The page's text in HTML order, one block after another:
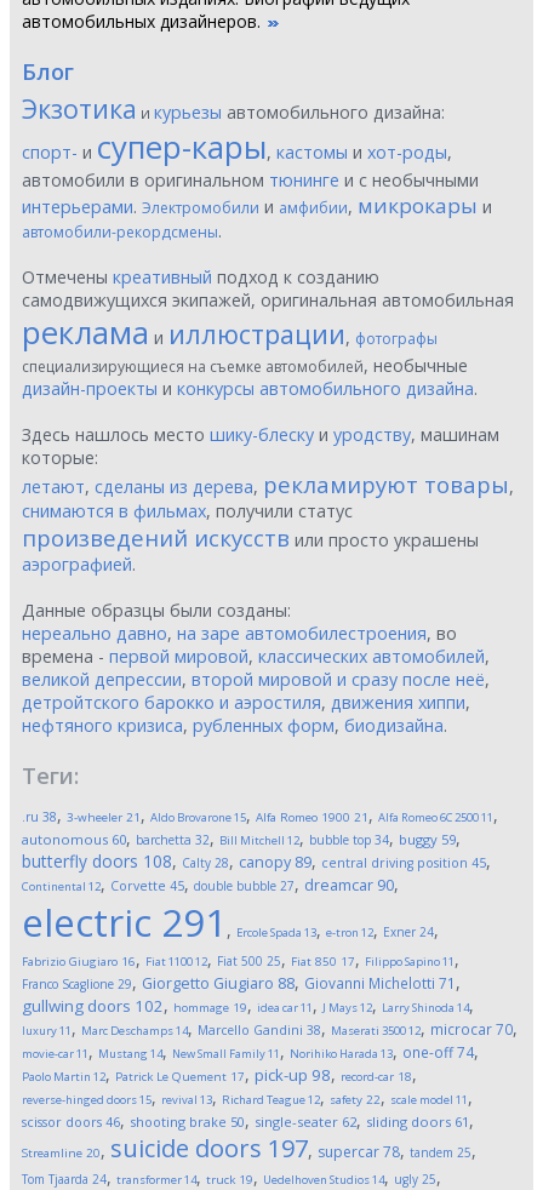
автомобильных дизайнеров.
Блог
Экзотика и курьезы автомобильного дизайна:
спорт- и супер-кары, кастомы и хот-роды,
автомобили в оригинальном тюнинге и с необычными
интерьерами. Электромобили и амфибии, микрокары и
автомобили-рекордсмены.
Отмечены креативный подход к созданию
самодвижущихся экипажей, оригинальная автомобильная
реклама и иллюстрации, фотографы
специализирующиеся на съемке автомобилей, необычные
дизайн-проекты и конкурсы автомобильного дизайна.
Здесь нашлось место шику-блеску и уродству, машинам
которые:
летают, сделаны из дерева, рекламируют товары,
снимаются в фильмах, получили статус
произведений искусств или просто украшены
аэрографией.
Данные образцы были созданы:
нереально давно, на заре автомобилестроения, во
времена - первой мировой, классических автомобилей,
великой депрессии, второй мировой и сразу после неё,
детройтского барокко и аэростиля, движения хиппи,
нефтяного кризиса, рубленных форм, биодизайна.
Теги:
.ru 38, 3-wheeler 21 , Aldo Brovarone15, Alfa Romeo 1900 21 , Alfa Romeo 6C 250011 ,
autonomous 60, barchetta 32, Bill Mitchell 12, bubble top 34, buggy 59,
butterfly doors 108, Calty 28, canopy 89, central driving position 45,
Continental 12, Corvette 45, double bubble 27, dreamcar 90,
electric 291 , Ercole Spada 13, e-tron 12, Exner 24,
Fabrizio Giugiaro 16, Fiat 110012, Fiat 500 25, Fiat 850 17, Filippo Sapino11 ,
Franco Scaglione 29, Giorgetto Giugiaro 88, Giovanni Michelotti 71 ,
gullwing doors 102, hommage 19, idea car11 , J Mays12, Larry Shinoda 14,
luxury11 , Marc Deschamps14, Marcello Gandini 38, Maserati 350012, microcar70,
movie-car11 , Mustang 14, New Small Family11 , Norihiko Harada 13, one-off74,
Paolo Martin 12, Patrick Le Quement 17, pick-up 98, record-car 18,
reverse-hinged doors15, revival 13, Richard Teague12, safety 22, scale model 11 ,
scissor doors 46, shooting brake 50, single-seater 62, sliding doors 61 ,
Streamline 20, suicide doors 197, supercar78, tandem 25,
Tom Tjaarda 24, transformer14, truck 19, Uedelhoven Studios14, ugly 25,